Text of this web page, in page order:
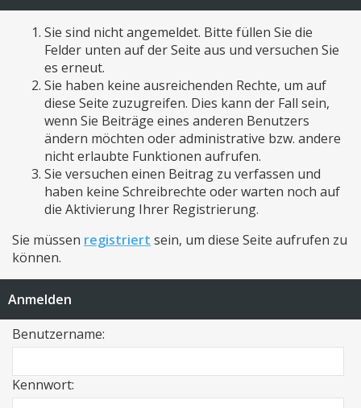
Sie sind nicht angemeldet. Bitte füllen Sie die
Felder unten auf der Seite aus und versuchen Sie
es erneut.
Sie haben keine ausreichenden Rechte, um auf
diese Seite zuzugreifen. Dies kann der Fall sein,
wenn Sie Beiträge eines anderen Benutzers
ändern möchten oder administrative bzw. andere
nicht erlaubte Funktionen aufrufen.
Sie versuchen einen Beitrag zu verfassen und
haben keine Schreibrechte oder warten noch auf
die Aktivierung Ihrer Registrierung.
Sie müssen registriert sein, um diese Seite aufrufen zu
können.
Anmelden
Benutzername:
Kennwort: